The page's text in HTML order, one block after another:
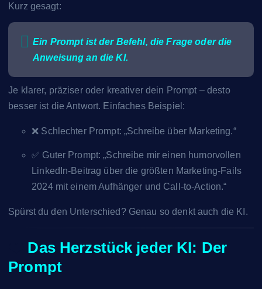
Kurz gesagt:
Ein Prompt ist der Befehl, die Frage oder die
Anweisung an die KI.
Je klarer, präziser oder kreativer dein Prompt – desto
besser ist die Antwort. Einfaches Beispiel:
❌ Schlechter Prompt: „Schreibe über Marketing.“
✅ Guter Prompt: „Schreibe mir einen humorvollen
LinkedIn-Beitrag über die größten Marketing-Fails
2024 mit einem Aufhänger und Call-to-Action.“
Spürst du den Unterschied? Genau so denkt auch die KI.
Das Herzstück jeder KI: Der
Prompt